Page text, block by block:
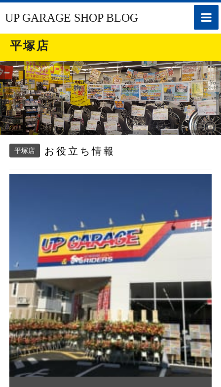
toggle
UP GARAGE SHOP BLOG
平塚店
平塚店 お役立ち情報